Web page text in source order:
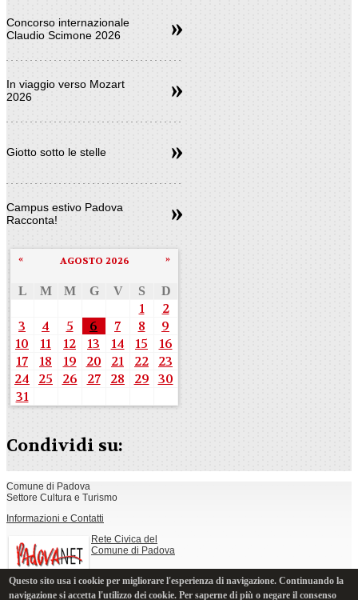
Concorso internazionale
Claudio Scimone 2026
In viaggio verso Mozart
2026
Giotto sotto le stelle
Campus estivo Padova
Racconta!
AGOSTO 2026
« »
L M M G V S D
1
2
3
4 5 6 7 8
9
10
11 12 13 14 15
16
17
18 19 20 21 22
23
24
25 26 27 28 29 30
31
Condividi su:
Comune di Padova
Settore Cultura e Turismo
Informazioni e Contatti
Rete Civica del
Comune di Padova
Note legali, privacy e cookie
Questo sito usa i cookie per migliorare l'esperienza di navigazione. Continuando la
navigazione si accetta l'utilizzo dei cookie. Per saperne di più o negare il consenso